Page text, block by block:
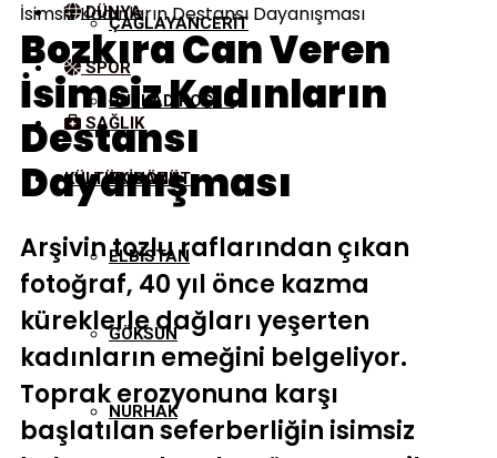
ÇAĞLAYANCERIT
DULKADIROĞLU
EKINÖZÜ
ELBISTAN
GÖKSUN
NURHAK
DÜNYA
SPOR
SAĞLIK
KÜLTÜR/SANAT
İsimsiz Kadınların Destansı Dayanışması
Bozkıra Can Veren
İsimsiz Kadınların
Destansı
Dayanışması
Arşivin tozlu raflarından çıkan
fotoğraf, 40 yıl önce kazma
küreklerle dağları yeşerten
kadınların emeğini belgeliyor.
Toprak erozyonuna karşı
başlatılan seferberliğin isimsiz